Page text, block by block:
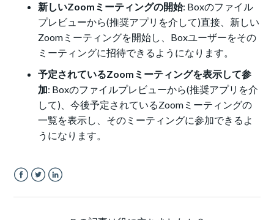
新しいZoomミーティングの開始: Boxのファイル
プレビューから(推奨アプリを介して)直接、新しい
Zoomミーティングを開始し、Boxユーザーをその
ミーティングに招待できるようになります。
予定されているZoomミーティングを表示して参
加: Boxのファイルプレビューから(推奨アプリを介
して)、今後予定されているZoomミーティングの
一覧を表示し、そのミーティングに参加できるよ
うになります。